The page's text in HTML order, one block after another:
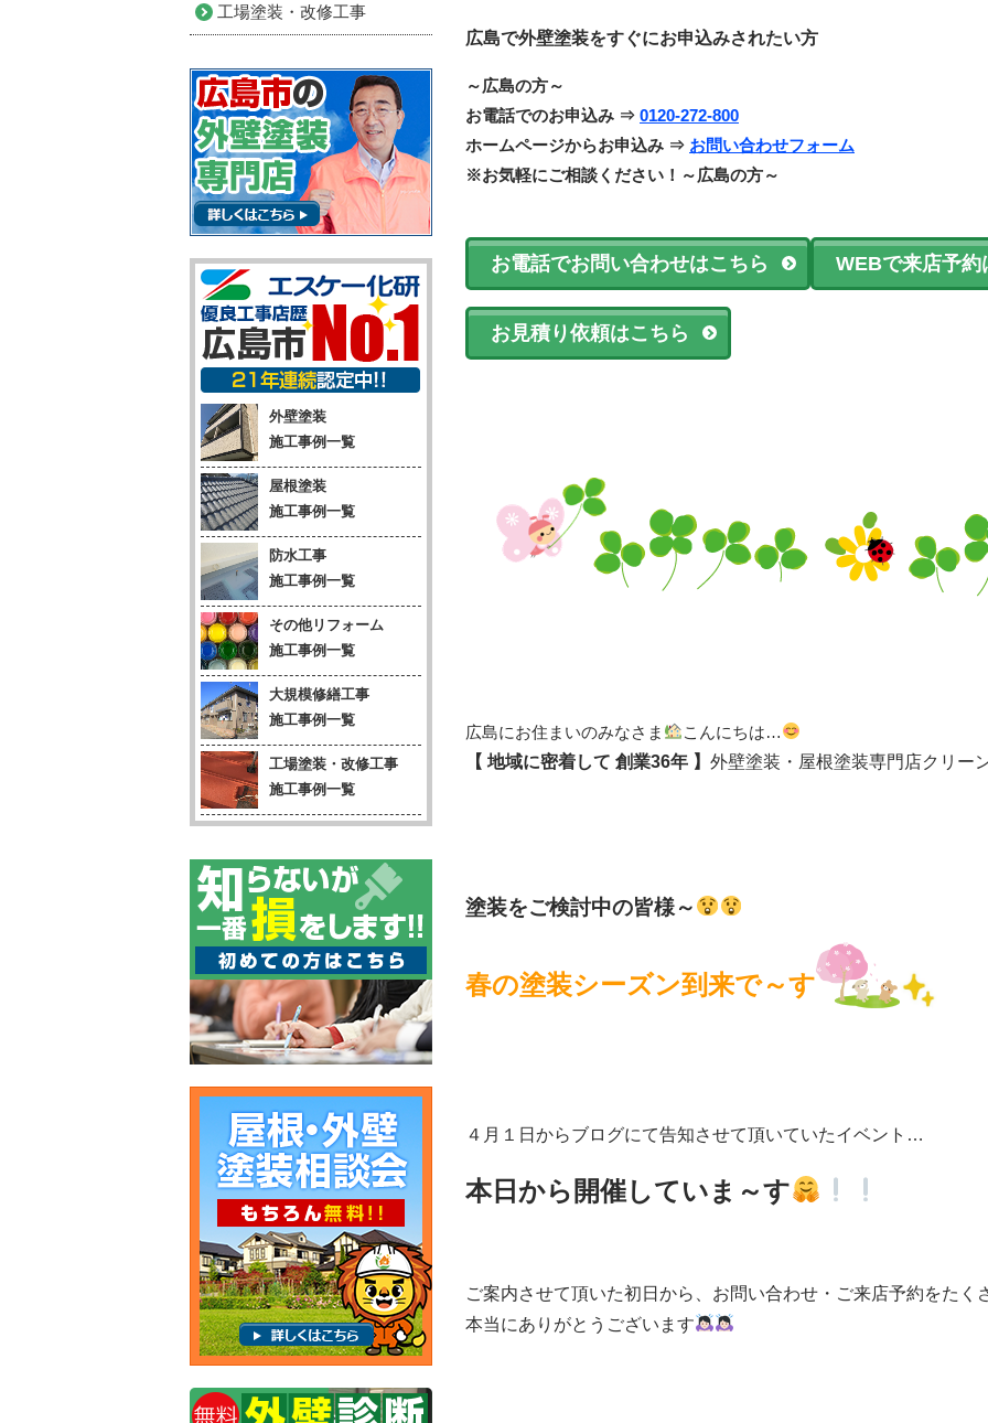
広島で外壁塗装をすぐにお申込みされたい方
～広島の方～
お電話でのお申込み ⇒ 0120-272-800
ホームページからお申込み ⇒ お問い合わせフォーム
※お気軽にご相談ください！～広島の方～
お電話でお問い合わせはこちら WEBで来店予約
お見積り依頼はこちら
広島にお住まいのみなさま
こんにちは…
【 地域に密着して 創業36年 】 外壁塗装・屋根塗装専門店クリー
塗装をご検討中の皆様～
春の塗装シーズン到来で～す
４月１日からブログにて告知させて頂いていたイベント…
本日から開催していま～す
ご案内させて頂いた初日から、お問い合わせ・ご来店予約をたく
本当にありがとうございます
工場塗装・改修工事
外壁塗装
施工事例一覧
屋根塗装
施工事例一覧
防水工事
施工事例一覧
その他リフォーム
施工事例一覧
大規模修繕工事
施工事例一覧
工場塗装・改修工事
施工事例一覧